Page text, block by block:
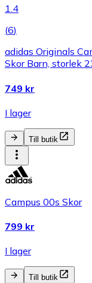
1.4
(6)
adidas Originals
Skor Barn, storlek
749 kr
I lager
Till butik
Campus 00s Skor
799 kr
I lager
Till butik